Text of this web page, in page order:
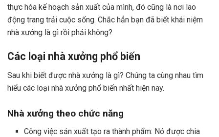
thực hóa kế hoạch sản xuất của mình, đó cũng là nơi lao
động trang trải cuộc sống. Chắc hẳn bạn đã biết khái niệm
nhà xưởng là gì rồi phải không?
Các loại nhà xưởng phổ biến
Sau khi biết được nhà xưởng là gì? Chúng ta cùng nhau tìm
hiểu các loại nhà xưởng phổ biến nhất hiện nay.
Nhà xưởng theo chức năng
Công việc sản xuất tạo ra thành phẩm: Nó được chia